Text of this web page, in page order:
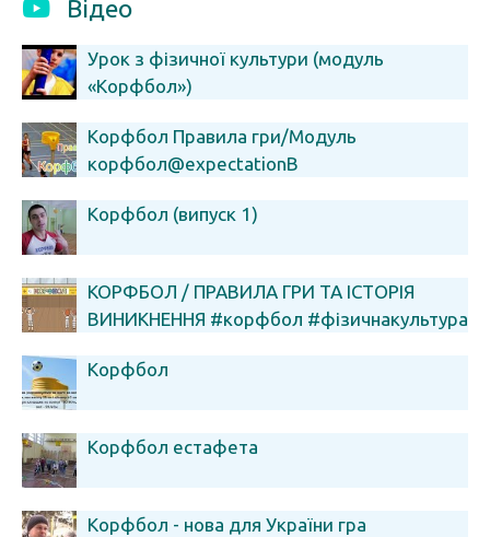
Відео
Урок з фізичної культури (модуль
«Корфбол»)
Корфбол Правила гри/Модуль
корфбол@expectationB
Корфбол (випуск 1)
КОРФБОЛ / ПРАВИЛА ГРИ ТА ІСТОРІЯ
ВИНИКНЕННЯ #корфбол #фізичнакультура
Корфбол
Корфбол естафета
Корфбол - нова для України гра